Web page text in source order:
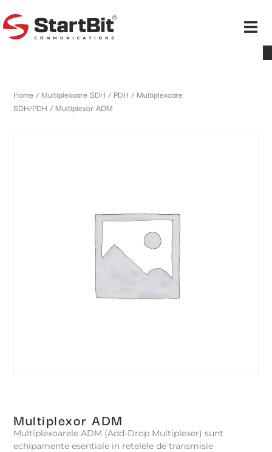
Home / Multiplexoare SDH / PDH / Multiplexoare
SDH/PDH / Multiplexor ADM
Multiplexor ADM
Multiplexoarele ADM (Add-Drop Multiplexer) sunt
echipamente esentiale in retelele de transmisie